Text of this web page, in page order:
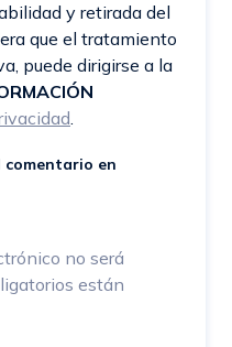
no será
están
y retirada del
que el tratamiento
puede dirigirse a la
.
en